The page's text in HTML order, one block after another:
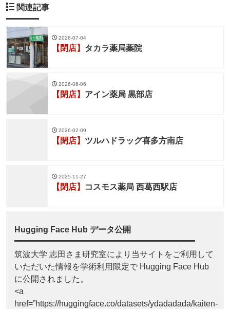
関連記事
2026-07-04
【閉店】 タカラ薬局薬院
2026-06-06
【閉店】 アイン薬局 黒部店
2026-02-09
【閉店】 ツルハドラッグ喜多方南店
2025-11-27
【閉店】 コスモス薬局 西葛西駅店
Hugging Face Hub データ公開
筑波大学 志田さま研究室により当サイトをご利用して
いただいた情報を学術利用限定で Hugging Face Hub
に公開されました。
<a
href=”https://huggingface.co/datasets/ydadadada/kaiten-